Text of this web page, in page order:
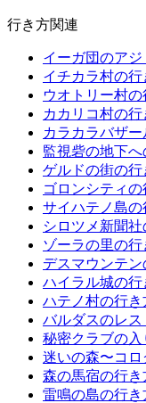
行き方関連
イーガ団のア
イチカラ村の行
ウオトリー村
カカリコ村の行
カラカラバザ
監視砦の地下
ゲルドの街の行
ゴロンシティ
サイハテノ島の
シロツメ新聞
ゾーラの里の行
デスマウンテ
ハイラル城の行
ハテノ村の行き
バルダスのレ
秘密クラブの入
迷いの森〜コ
森の馬宿の行き
雷鳴の島の行き